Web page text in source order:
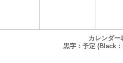
カレンダー
黒字：予定 (Black